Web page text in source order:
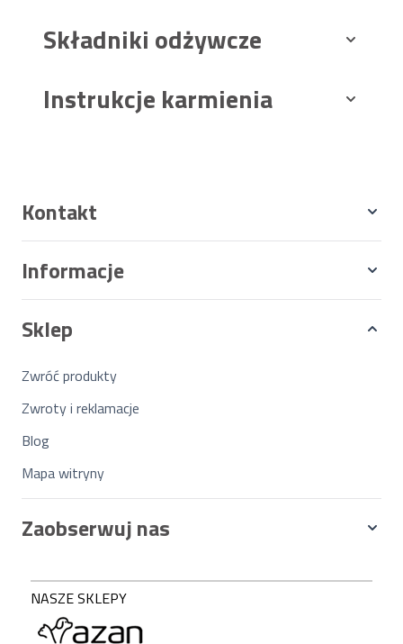
Składniki odżywcze
Instrukcje karmienia
Kontakt
Informacje
Sklep
Zwróć produkty
Zwroty i reklamacje
Blog
Mapa witryny
Zaobserwuj nas
NASZE SKLEPY